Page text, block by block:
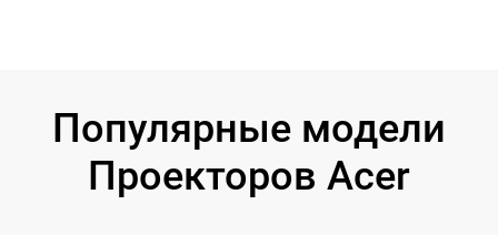
Популярные модели
Проекторов Acer